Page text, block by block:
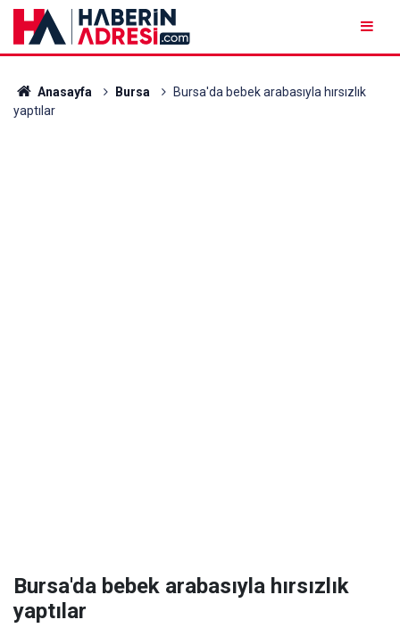
Anasayfa Bursa
Bursa'da bebek arabasıyla hırsızlık
yaptılar
Bursa'da bebek arabasıyla hırsızlık
yaptılar